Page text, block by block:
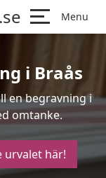
Menu
i Braås
en begravning i
omtanke.
urvalet här!